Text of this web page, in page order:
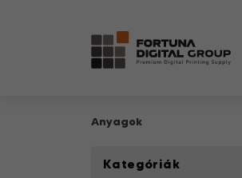
Anyagok
Kategóriák